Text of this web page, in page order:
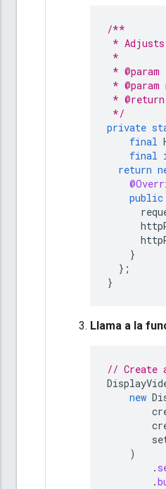
/**
*
*
*
*
*
*/
private
final
final
return
public
}
};
}
Llama a la
// Create
new
)
.
.